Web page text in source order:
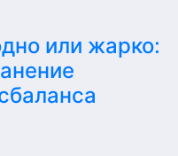
или жарко: